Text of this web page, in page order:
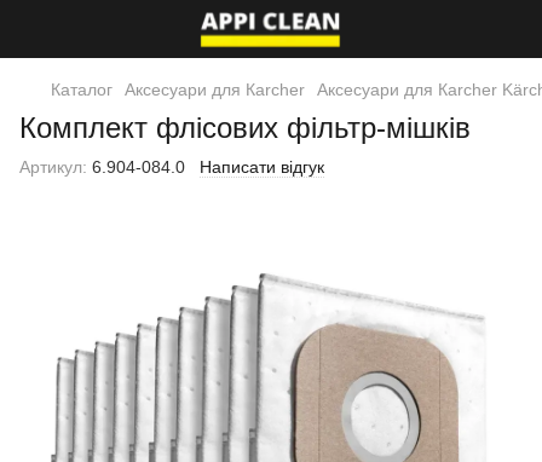
Каталог Аксесуари для Кarcher Аксесуари для Кarcher
Комплект флісових фільтр-мішків
Артикул: 6.904-084.0 Написати відгук